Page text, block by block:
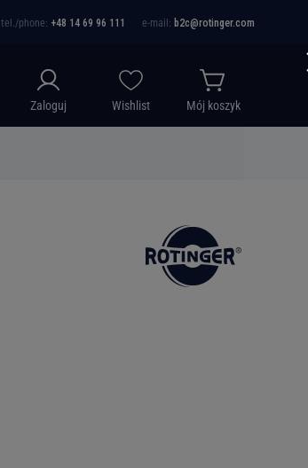
tel./phone: +48 14 69 96 111 e-mail: b2c@rotinger.com
Zaloguj Wishlist Mój koszyk